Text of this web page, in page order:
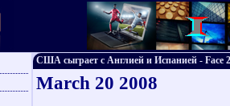
США сыграет с Англией и Испанией - Face
March 20 2008